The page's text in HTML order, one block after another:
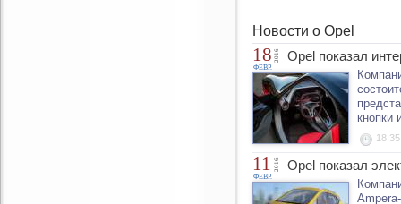
Новости о Opel
18
ФЕВР.
2016 Opel показал
кнопки
18:35
11
ФЕВР.
2016 Opel показал